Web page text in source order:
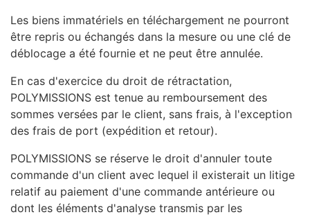
Les biens immatériels en téléchargement ne pourront
être repris ou échangés dans la mesure ou une clé de
déblocage a été fournie et ne peut être annulée.
En cas d'exercice du droit de rétractation,
POLYMISSIONS est tenue au remboursement des
sommes versées par le client, sans frais, à l'exception
des frais de port (expédition et retour).
POLYMISSIONS se réserve le droit d'annuler toute
commande d'un client avec lequel il existerait un litige
relatif au paiement d'une commande antérieure ou
dont les éléments d'analyse transmis par les